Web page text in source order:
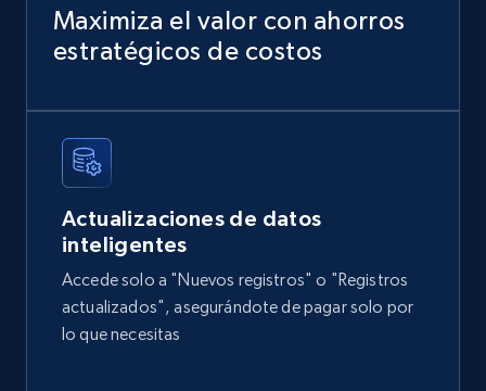
URL, Domain, Country code, Model number,
Sku, Product id, Product name, Manufacturer,
and more.
eCommerce
2.1K+
Amazon products global dataset
Title, Seller name, Brand, Description, Initial
Maximiza el valor con ahorros
estratégicos de costos
Actualizaciones de datos
inteligentes
Accede solo a "Nuevos registros" o "Registros
actualizados", asegurándote de pagar solo por
lo que necesitas